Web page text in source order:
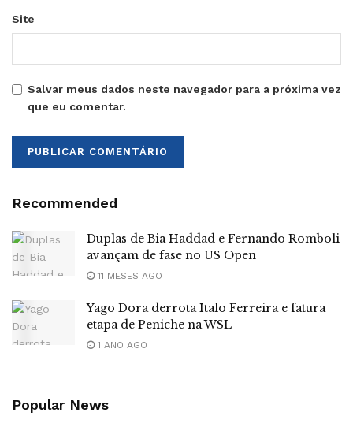
Site
Salvar meus dados neste navegador para a próxima vez
que eu comentar.
Recommended
Duplas de Bia Haddad e Fernando Romboli
avançam de fase no US Open
11 MESES AGO
Yago Dora derrota Italo Ferreira e fatura
etapa de Peniche na WSL
1 ANO AGO
Popular News